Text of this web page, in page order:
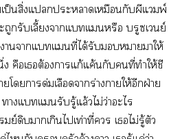
ป็นสิ่งแะาเหมือนกับผีแพ์
ถูกรับเลี้ยงาแทแหรือ บรูซเย์
าาแทแที่ได้รับาาให้
คือเต้องาแก้แค้นกับคนที่ทำให้ชี
โาด่มเลือดาร่างาให้อีกฝ่าย
าแทแรับรู้แล้วไม่ว่าะไ
มย์ดิบาเกินไเท่าที่ เไม่รู้ตัว